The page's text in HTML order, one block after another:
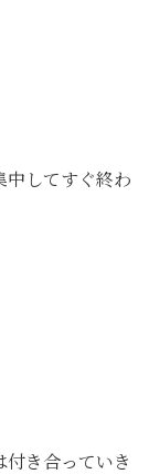
中してすぐ終わ
き合っていき